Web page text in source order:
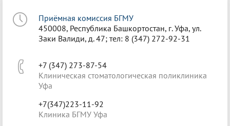
Приёмная комиссия БГМУ
450008, Республика Башкортостан, г. Уфа, ул.
Заки Валиди, д. 47; тел: 8 (347) 272-92-31
+7 (347) 273-87-54
Клиническая стоматологическая поликлиника
Уфа
+7(347)223-11-92
Клиника БГМУ Уфа